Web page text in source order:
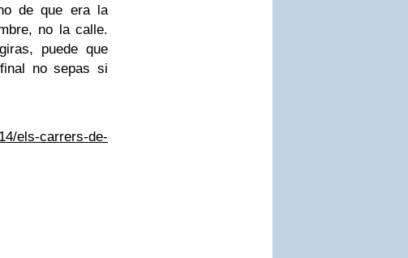
de que era la
no la calle.
puede que
no sepas si
els-carrers-de-